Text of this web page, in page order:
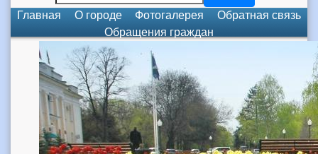
Главная
О городе Фотогалерея
Обратная связь
Обращения граждан